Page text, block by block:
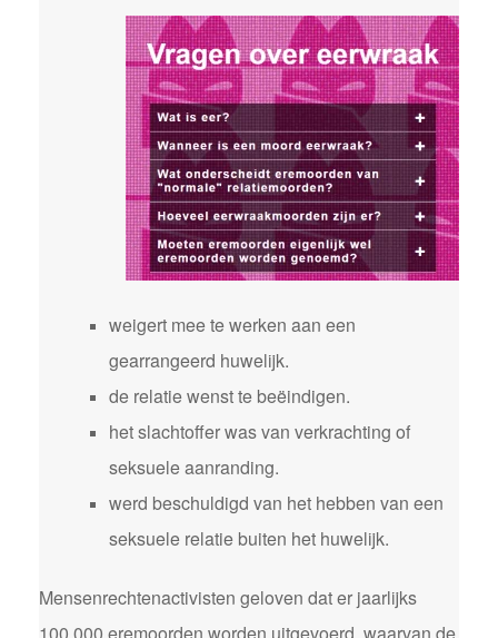
weigert mee te werken aan een
gearrangeerd huwelijk.
de relatie wenst te beëindigen.
het slachtoffer was van verkrachting of
seksuele aanranding.
werd beschuldigd van het hebben van een
seksuele relatie buiten het huwelijk.
Mensenrechtenactivisten geloven dat er jaarlijks